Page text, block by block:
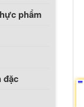
phẩm
đặc